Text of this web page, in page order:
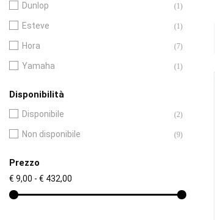
Dunlop (1)
Esteve (1)
Hora (7)
Yamaha (1)
Disponibilità
Disponibile (2)
Non disponibile (9)
Prezzo
€ 9,00 - € 432,00